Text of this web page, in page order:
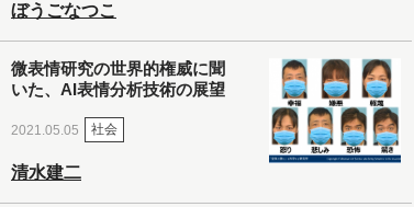
ぼうごなつこ
微表情研究の世界的権威に聞
いた、AI表情分析技術の展望
2021.05.05 社会
清水建二